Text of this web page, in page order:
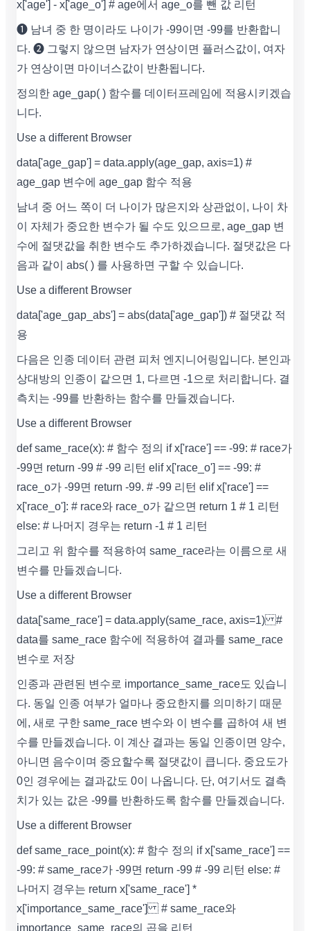
x['age'] - x['age_o'] # age에서 age_o를 뺀 값 리턴
❶ 남녀 중 한 명이라도 나이가 -99이면 -99를 반환합니
다. ❷ 그렇지 않으면 남자가 연상이면 플러스값이, 여자
가 연상이면 마이너스값이 반환됩니다.
정의한 age_gap( ) 함수를 데이터프레임에 적용시키겠습
니다.
Use a different Browser
data['age_gap'] = data.apply(age_gap, axis=1) #
age_gap 변수에 age_gap 함수 적용
남녀 중 어느 쪽이 더 나이가 많은지와 상관없이, 나이 차
이 자체가 중요한 변수가 될 수도 있으므로, age_gap 변
수에 절댓값을 취한 변수도 추가하겠습니다. 절댓값은 다
음과 같이 abs( ) 를 사용하면 구할 수 있습니다.
Use a different Browser
data['age_gap_abs'] = abs(data['age_gap']) # 절댓값 적
용
다음은 인종 데이터 관련 피처 엔지니어링입니다. 본인과
상대방의 인종이 같으면 1, 다르면 -1으로 처리합니다. 결
측치는 -99를 반환하는 함수를 만들겠습니다.
Use a different Browser
def same_race(x): # 함수 정의 if x['race'] == -99: # race가
-99면 return -99 # -99 리턴 elif x['race_o'] == -99: #
race_o가 -99면 return -99. # -99 리턴 elif x['race'] ==
x['race_o']: # race와 race_o가 같으면 return 1 # 1 리턴
else: # 나머지 경우는 return -1 # 1 리턴
그리고 위 함수를 적용하여 same_race라는 이름으로 새
변수를 만들겠습니다.
Use a different Browser
data['same_race'] = data.apply(same_race, axis=1) #
data를 same_race 함수에 적용하여 결과를 same_race
변수로 저장
인종과 관련된 변수로 importance_same_race도 있습니
다. 동일 인종 여부가 얼마나 중요한지를 의미하기 때문
에, 새로 구한 same_race 변수와 이 변수를 곱하여 새 변
수를 만들겠습니다. 이 계산 결과는 동일 인종이면 양수,
아니면 음수이며 중요할수록 절댓값이 큽니다. 중요도가
0인 경우에는 결과값도 0이 나옵니다. 단, 여기서도 결측
치가 있는 값은 -99를 반환하도록 함수를 만들겠습니다.
Use a different Browser
def same_race_point(x): # 함수 정의 if x['same_race'] ==
-99: # same_race가 -99면 return -99 # -99 리턴 else: #
나머지 경우는 return x['same_race'] *
x['importance_same_race'] # same_race와
importance_same_race의 곱을 리턴